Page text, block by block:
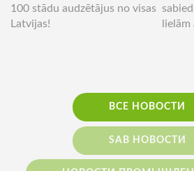
100 stādu audzētājus no visas
Latvijas!
ВСЕ НОВОСТИ
SAB НОВОСТИ